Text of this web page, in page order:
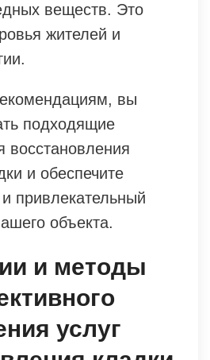
веществ. Это
жителей и
вы
подходящие
восстановления
и обеспечите
привлекательный
объекта.
и методы
услуг